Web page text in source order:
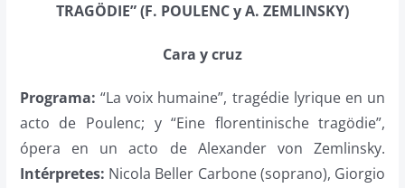
TRAGÖDIE” (F. POULENC y A. ZEMLINSKY)
Cara y cruz
Programa: “La voix humaine”, tragédie lyrique en un
acto de Poulenc; y “Eine florentinische tragödie”,
ópera en un acto de Alexander von Zemlinsky.
Intérpretes: Nicola Beller Carbone (soprano), Giorgio